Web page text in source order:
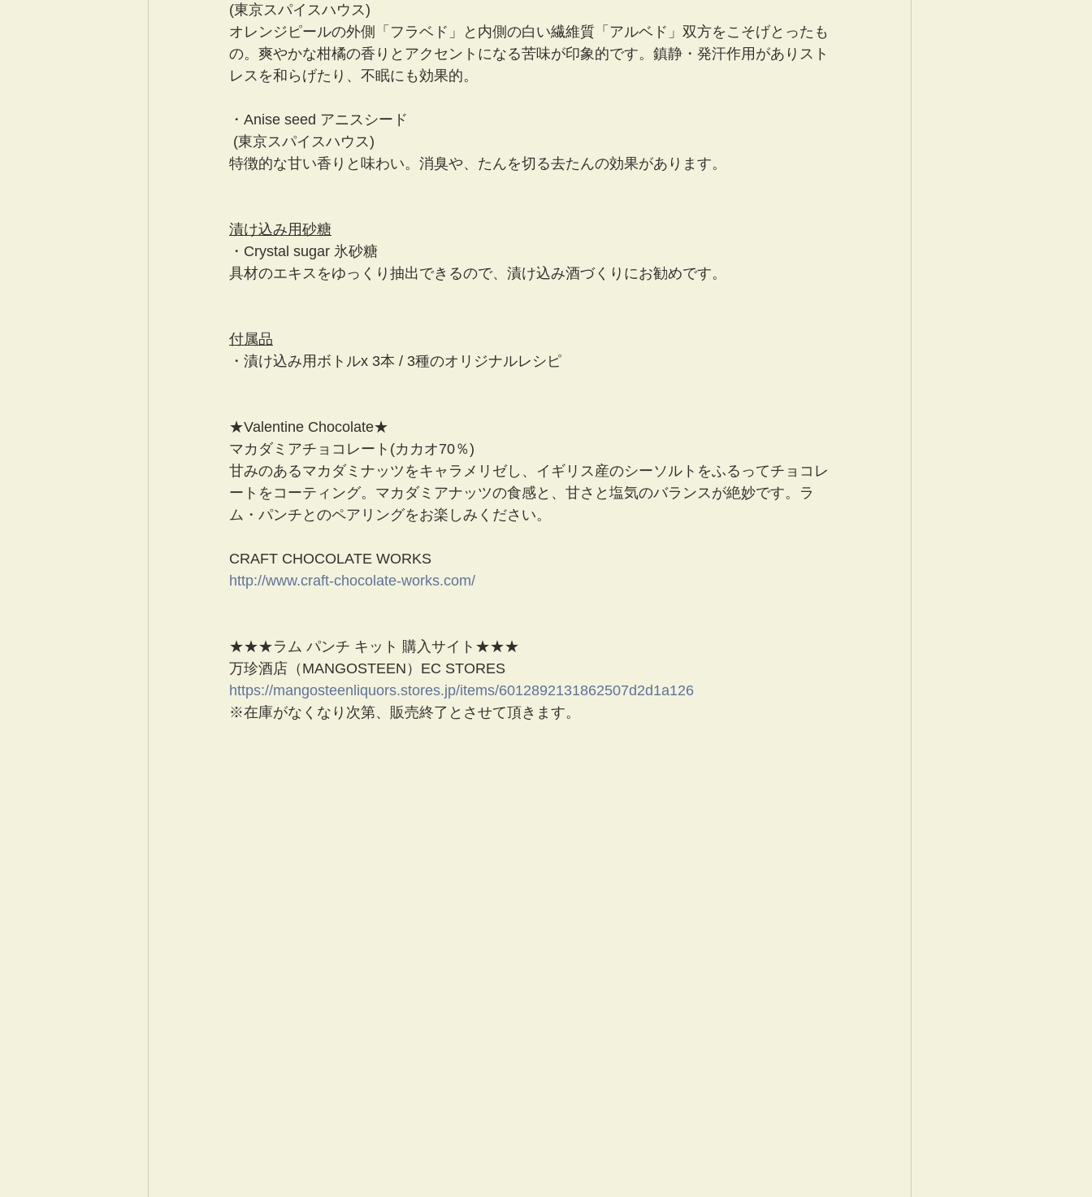
(東京スパイスハウス)
オレンジピールの外側「フラベド」と内側の白い繊維質「アルベド」双方をこそげとったも
の。爽やかな柑橘の香りとアクセントになる苦味が印象的です。鎮静・発汗作用がありスト
レスを和らげたり、不眠にも効果的。
・Anise seed アニスシード
(東京スパイスハウス)
特徴的な甘い香りと味わい。消臭や、たんを切る去たんの効果があります。
漬け込み用砂糖
・Crystal sugar 氷砂糖
具材のエキスをゆっくり抽出できるので、漬け込み酒づくりにお勧めです。
付属品
・漬け込み用ボトルx 3本 / 3種のオリジナルレシピ
★Valentine Chocolate★
マカダミアチョコレート(カカオ70％)
甘みのあるマカダミナッツをキャラメリゼし、イギリス産のシーソルトをふるってチョコレ
ートをコーティング。マカダミアナッツの食感と、甘さと塩気のバランスが絶妙です。ラ
ム・パンチとのペアリングをお楽しみください。
CRAFT CHOCOLATE WORKS
http://www.craft-chocolate-works.com/
★★★ラム パンチ キット 購入サイト★★★
万珍酒店（MANGOSTEEN）EC STORES
https://mangosteenliquors.stores.jp/items/6012892131862507d2d1a126
※在庫がなくなり次第、販売終了とさせて頂きます。